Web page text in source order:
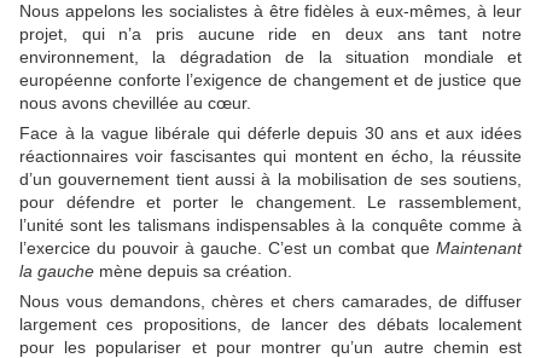
Nous appelons les socialistes à être fidèles à eux-mêmes, à leur
projet, qui n’a pris aucune ride en deux ans tant notre
environnement, la dégradation de la situation mondiale et
européenne conforte l’exigence de changement et de justice que
nous avons chevillée au cœur.
Face à la vague libérale qui déferle depuis 30 ans et aux idées
réactionnaires voir fascisantes qui montent en écho, la réussite
d’un gouvernement tient aussi à la mobilisation de ses soutiens,
pour défendre et porter le changement. Le rassemblement,
l’unité sont les talismans indispensables à la conquête comme à
l’exercice du pouvoir à gauche. C’est un combat que Maintenant
la gauche mène depuis sa création.
Nous vous demandons, chères et chers camarades, de diffuser
largement ces propositions, de lancer des débats localement
pour les populariser et pour montrer qu’un autre chemin est